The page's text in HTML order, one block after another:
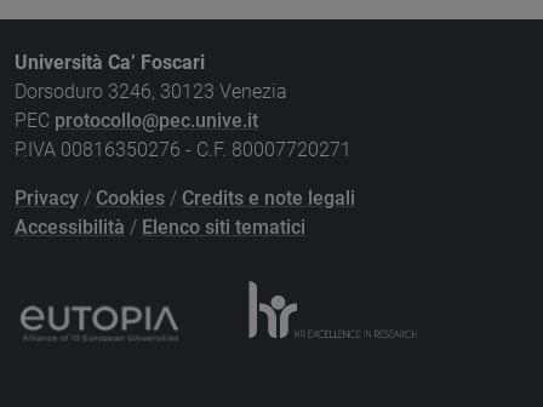
Università Ca’ Foscari
Dorsoduro 3246, 30123 Venezia
PEC protocollo@pec.unive.it
P.IVA 00816350276 - C.F. 80007720271
Privacy / Cookies / Credits e note legali
Accessibilità / Elenco siti tematici